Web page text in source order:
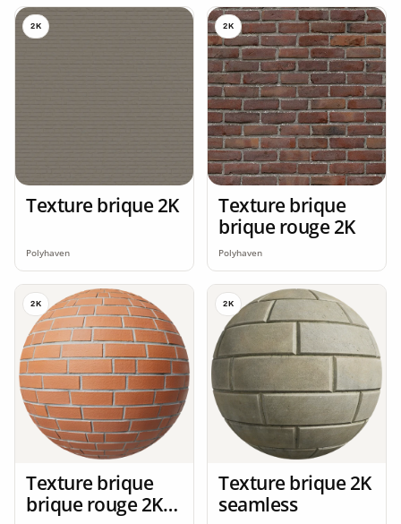
2K
Texture brique 2K
Polyhaven
2K
Texture brique
brique rouge 2K
Polyhaven
2K
Texture brique
brique rouge 2K
2K
Texture brique 2K
seamless